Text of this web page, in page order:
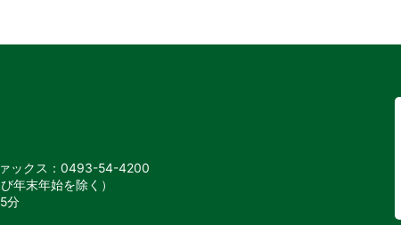
ックス：0493-54-4200
び年末年始を除く）
分